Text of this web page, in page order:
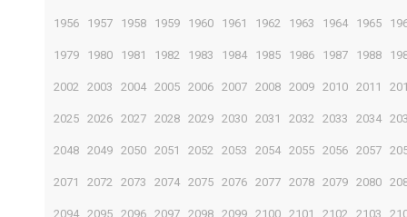
1956 1957 1958 1959 1960 1961 1962 1963 1964 1965
1979 1980 1981 1982 1983 1984 1985 1986 1987 1988
2002 2003 2004 2005 2006 2007 2008 2009 2010 2011
2025 2026 2027 2028 2029 2030 2031 2032 2033 2034
2048 2049 2050 2051 2052 2053 2054 2055 2056 2057
2071 2072 2073 2074 2075 2076 2077 2078 2079 2080
2094 2095 2096 2097 2098 2099 2100 2101 2102 2103